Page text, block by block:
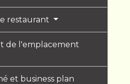
restaurant
de l'emplacement
et business plan